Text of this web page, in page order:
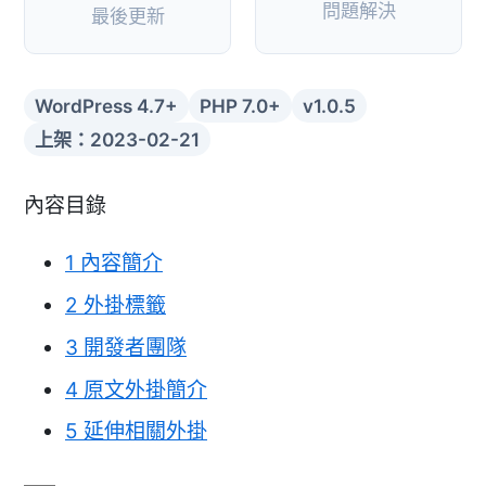
最後更新 問題解決
WordPress 4.7+ PHP 7.0+
v1.0.5
上架：2023-02-21
內容目錄
1 內容簡介
2 外掛標籤
3 開發者團隊
4 原文外掛簡介
5 延伸相關外掛